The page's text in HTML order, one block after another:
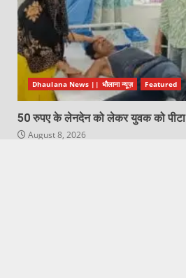
Dhaulana News || धौलाना न्यूज़ Featured
50 रुपए के लेनदेन को लेकर युवक को पीटा
August 8, 2026